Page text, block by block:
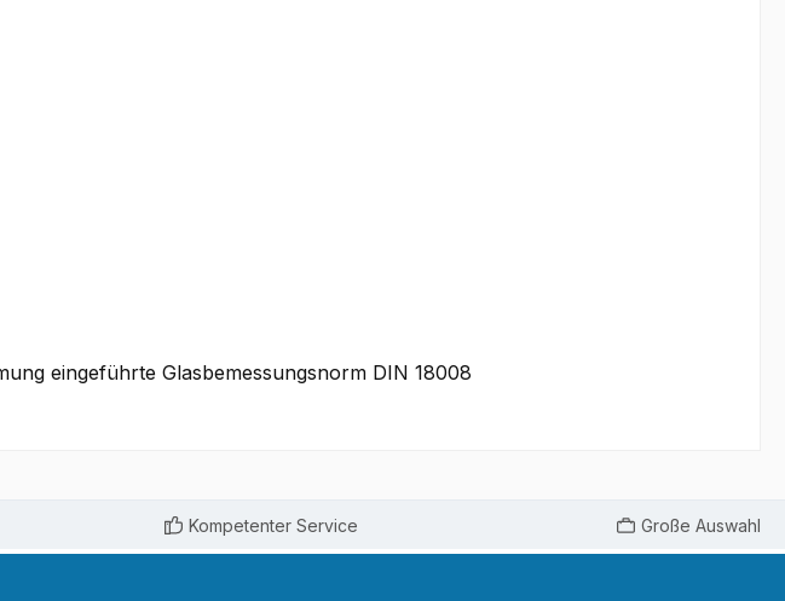
eingeführte Glasbemessungsnorm DIN 18008
Kompetenter Service Große Auswahl